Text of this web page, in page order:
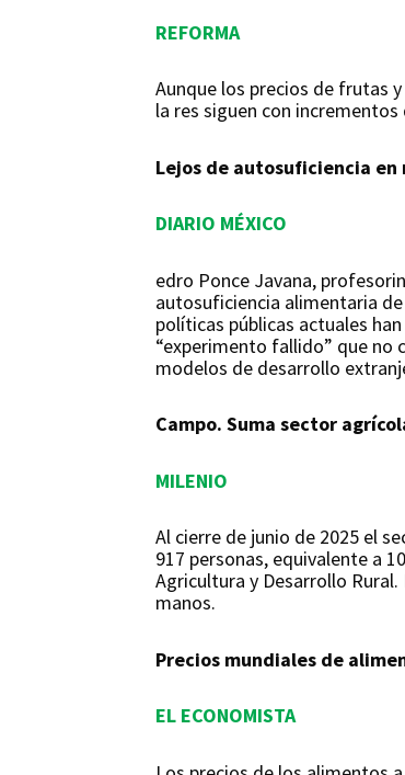
REFORMA
Aunque los precios de frutas
la res siguen con
Lejos de autosuficiencia
DIARIO MÉXICO
edro Ponce Javana,
autosuficiencia alimentaria
políticas públicas actuales
“experimento fallido” que no
modelos de desarrollo
Campo. Suma sector
MILENIO
Al cierre de junio de 2025 el
917 personas, equivalente a
Agricultura y Desarrollo
manos.
Precios mundiales de
EL ECONOMISTA